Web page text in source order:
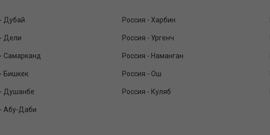
Дубай Россия - Харбин
Дели Россия - Ургенч
Самарканд Россия - Наманган
Бишкек Россия - Ош
Душанбе Россия - Куляб
Абу-Даби